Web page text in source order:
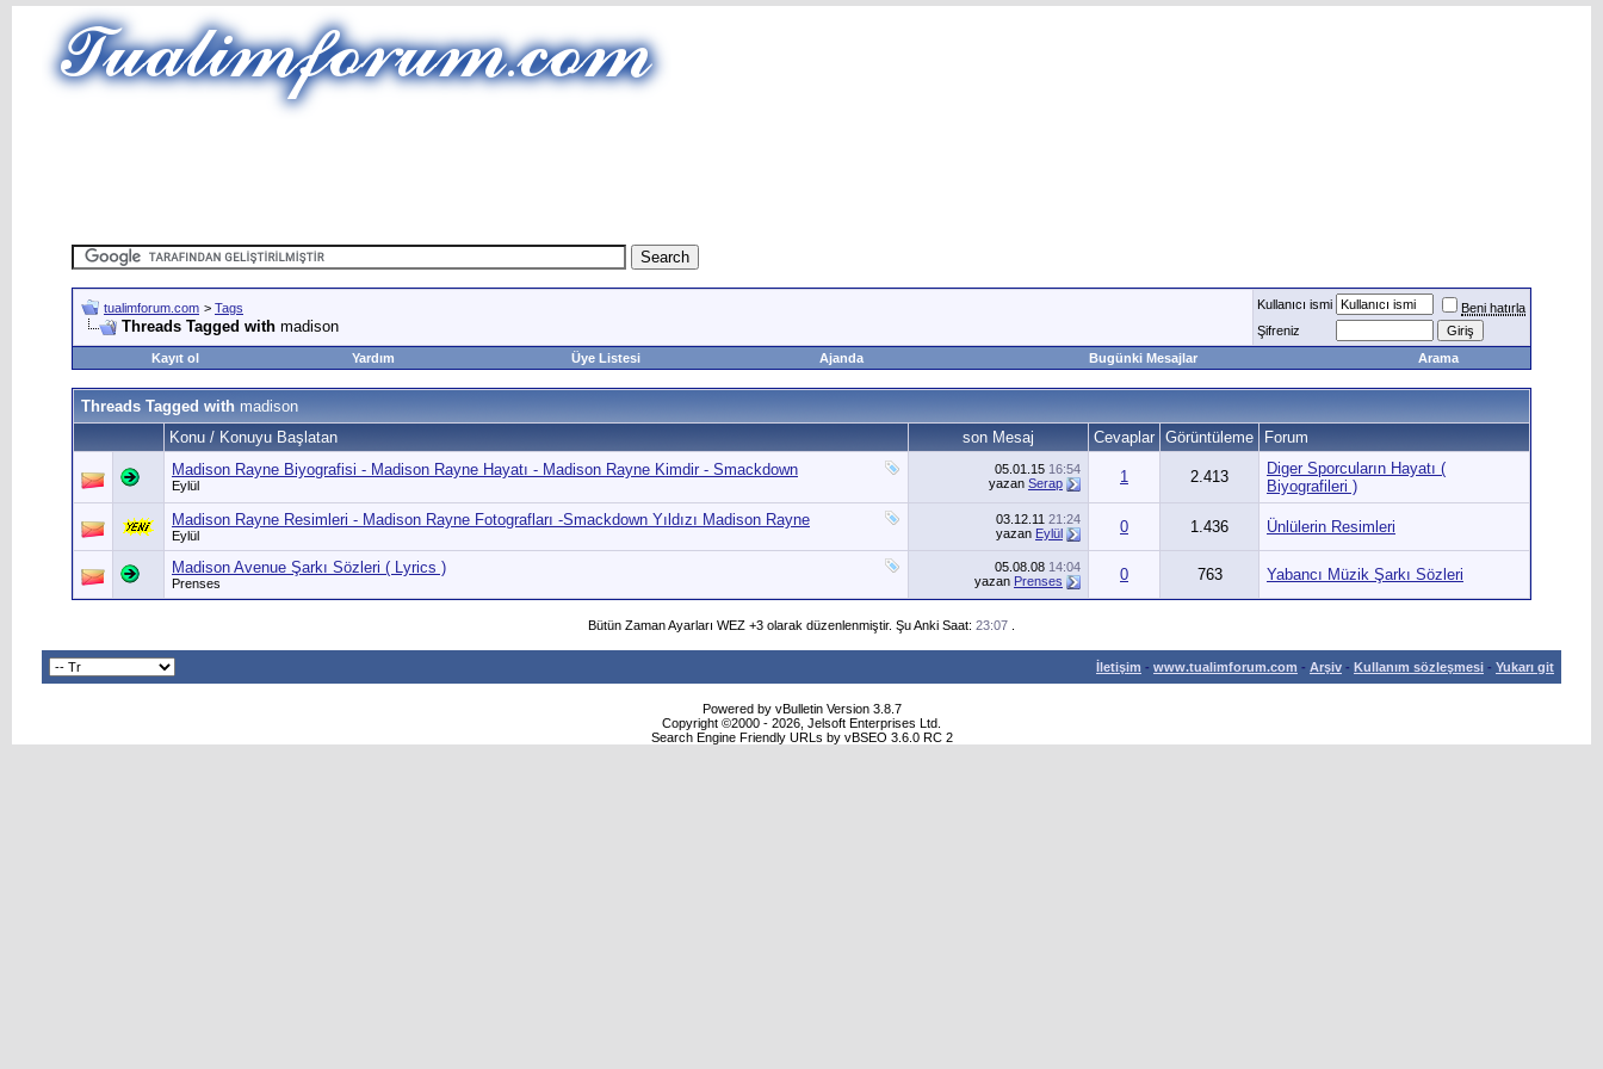
tualimforum.com > Tags
Threads Tagged with madison
Kullanıcı ismi
Beni hatırla
Şifreniz
Kayıt ol
Yardım Üye Listesi Ajanda Bugünki Mesajlar Arama
Threads Tagged with madison
Konu / Konuyu Başlatan
son Mesaj Cevaplar Görüntüleme
Forum
Madison Rayne Biyografisi - Madison Rayne Hayatı - Madison Rayne Kimdir - Smackdown
Eylül
05.01.15 16:54
yazan Serap 1 2.413
Diger Sporcuların Hayatı (
Biyografileri )
Madison Rayne Resimleri - Madison Rayne Fotografları -Smackdown Yıldızı Madison Rayne
Eylül
03.12.11 21:24
yazan Eylül 0 1.436 Ünlülerin Resimleri
Madison Avenue Şarkı Sözleri ( Lyrics )
Prenses
05.08.08 14:04
yazan Prenses 0 763 Yabancı Müzik Şarkı Sözleri
Bütün Zaman Ayarları WEZ +3 olarak düzenlenmiştir. Şu Anki Saat: 23:07
İletişim - www.tualimforum.com - Arşiv - Kullanım sözleşmesi - Yukarı git
Powered by vBulletin Version 3.8.7
Copyright ©2000 - 2026, Jelsoft Enterprises Ltd.
Search Engine Friendly URLs by vBSEO 3.6.0 RC 2